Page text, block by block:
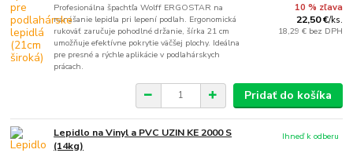
Profesionálna špachtľa Wolff ERGOSTAR na
nanášanie lepidla pri lepení podlah. Ergonomická
rukoväť zaručuje pohodlné držanie, šírka 21 cm
umožňuje efektívne pokrytie väčšej plochy. Ideálna
pre presné a rýchle aplikácie v podlahárskych
prácach.
10 % zľava
22,50 €/ks.
18,29 € bez DPH
Pridať do košíka
Lepidlo na Vinyl a PVC UZIN KE 2000 S
(14kg)
Ihneď k odberu